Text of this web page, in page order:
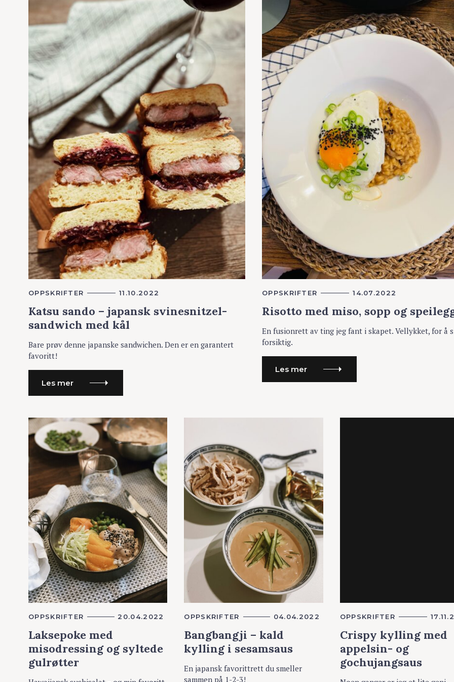
K
T
E
G
O
I
E
R
OPPSKRIFTER 11.10.2022
Katsu sando – japansk svinesnitzel-
sandwich med kål
Bare prøv denne japanske sandwichen. Den er en garantert
favoritt!
Les mer
K
T
E
O
R
I
OPPSKRIFTER 14.07.2022
Risotto med miso, sopp og
En fusionrett av ting jeg fant i skapet. Vellykket, for å
forsiktig.
Les mer
K
T
E
G
O
R
I
OPPSKRIFTER 20.04.2022
Laksepoke med
misodressing og syltede
gulrøtter
K
T
E
G
O
I
E
OPPSKRIFTER 04.04.2022
Bangbangji – kald
kylling i sesamsaus
En japansk favorittrett du smeller
sammen på 1-2-3!
K
T
E
G
O
R
I
OPPSKRIFTER
Crispy kylling med
appelsin- og
gochujangsaus
S